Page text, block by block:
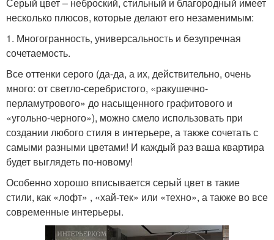
несколько плюсов, которые делают его незаменимым:
1. Многогранность, универсальность и безупречная
сочетаемость.
Все оттенки серого (да-да, а их, действительно, очень
много: от светло-серебристого, «ракушечно-
перламутрового» до насыщенного графитового и
«угольно-черного»), можно смело использовать при
создании любого стиля в интерьере, а также сочетать с
самыми разными цветами! И каждый раз ваша квартира
будет выглядеть по-новому!
Особенно хорошо вписывается серый цвет в такие
стили, как «лофт» , «хай-тек» или «техно», а также во все
современные интерьеры.